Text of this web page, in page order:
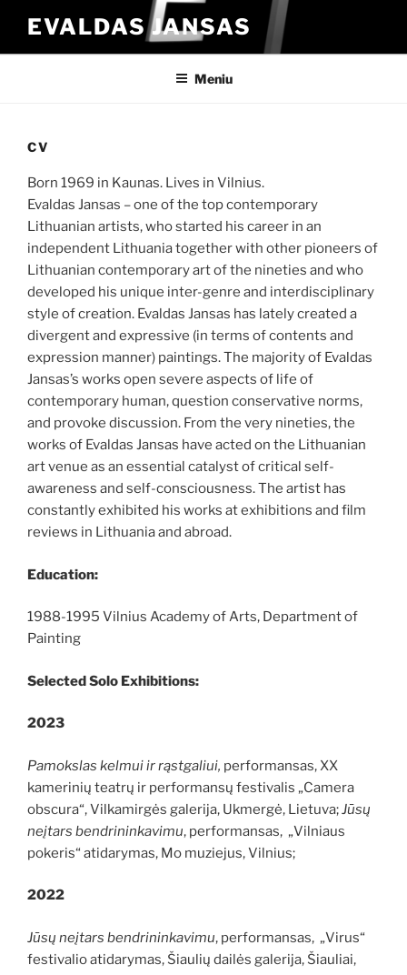
turinio
EVALDAS JANSAS
Meniu
CV
Born 1969 in Kaunas. Lives in Vilnius.
Evaldas Jansas – one of the top contemporary
Lithuanian artists, who started his career in an
independent Lithuania together with other pioneers of
Lithuanian contemporary art of the nineties and who
developed his unique inter-genre and interdisciplinary
style of creation. Evaldas Jansas has lately created a
divergent and expressive (in terms of contents and
expression manner) paintings. The majority of Evaldas
Jansas’s works open severe aspects of life of
contemporary human, question conservative norms,
and provoke discussion. From the very nineties, the
works of Evaldas Jansas have acted on the Lithuanian
art venue as an essential catalyst of critical self-
awareness and self-consciousness. The artist has
constantly exhibited his works at exhibitions and film
reviews in Lithuania and abroad.
Education:
1988-1995 Vilnius Academy of Arts, Department of
Painting
Selected Solo Exhibitions:
2023
Pamokslas kelmui ir rąstgaliui, performansas, XX
kamerinių teatrų ir performansų festivalis „Camera
obscura“, Vilkamirgės galerija, Ukmergė, Lietuva;Jūsų
neįtars bendrininkavimu, performansas, „Vilniaus
pokeris“ atidarymas, Mo muziejus, Vilnius;
2022
Jūsų neįtars bendrininkavimu, performansas, „Virus“
festivalio atidarymas, Šiaulių dailės galerija, Šiauliai,